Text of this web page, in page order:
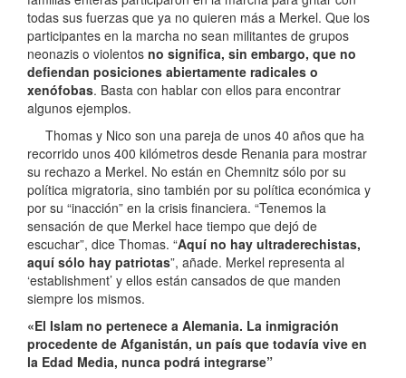
todas sus fuerzas que ya no quieren más a Merkel. Que los
participantes en la marcha no sean militantes de grupos
neonazis o violentos no significa, sin embargo, que no
defiendan posiciones abiertamente radicales o
xenófobas. Basta con hablar con ellos para encontrar
algunos ejemplos.
Thomas y Nico son una pareja de unos 40 años que ha
recorrido unos 400 kilómetros desde Renania para mostrar
su rechazo a Merkel. No están en Chemnitz sólo por su
política migratoria, sino también por su política económica y
por su “inacción” en la crisis financiera. “Tenemos la
sensación de que Merkel hace tiempo que dejó de
escuchar”, dice Thomas. “Aquí no hay ultraderechistas,
aquí sólo hay patriotas”, añade. Merkel representa al
‘establishment’ y ellos están cansados de que manden
siempre los mismos.
«El Islam no pertenece a Alemania. La inmigración
procedente de Afganistán, un país que todavía vive en
la Edad Media, nunca podrá integrarse”